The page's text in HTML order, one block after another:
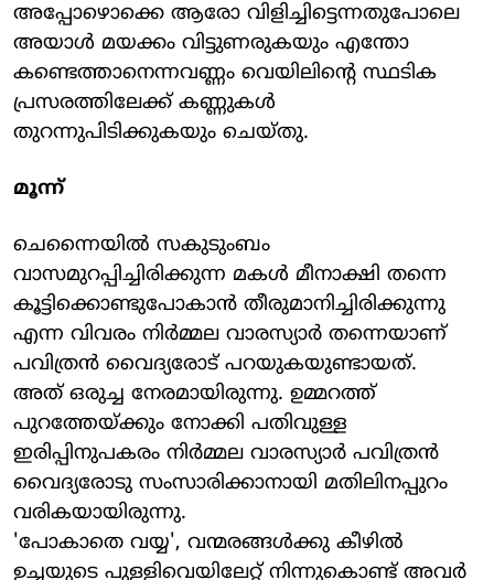
അപ്പോഴൊക്കെ ആരോ വിളിച്ചിട്ടെന്നതുപോലെ
അയാള്‍ മയക്കം വിട്ടുണരുകയും എന്തോ
കണ്ടെത്താനെന്നവണ്ണം വെയിലിന്റെ സ്ഥടിക
പ്രസരത്തിലേക്ക് കണ്ണുകള്‍
തുറന്നുപിടിക്കുകയും ചെയ്തു.
മൂന്ന്
ചെന്നൈയില്‍ സകുടുംബം
വാസമുറപ്പിച്ചിരിക്കുന്ന മകള്‍ മീനാക്ഷി തന്നെ
കൂട്ടിക്കൊണ്ടുപോകാന്‍ തീരുമാനിച്ചിരിക്കുന്നു
എന്ന വിവരം നിര്‍മ്മല വാരസ്യാര്‍ തന്നെയാണ്
പവിത്രന്‍ വൈദ്യരോട് പറയുകയുണ്ടായത്.
അത് ഒരുച്ച നേരമായിരുന്നു. ഉമ്മറത്ത്
പുറത്തേയ്ക്കും നോക്കി പതിവുള്ള
ഇരിപ്പിനുപകരം നിര്‍മ്മല വാരസ്യാര്‍ പവിത്രന്‍
വൈദ്യരോടു സംസാരിക്കാനായി മതിലിനപ്പുറം
വരികയായിരുന്നു.
'പോകാതെ വയ്യ', വന്മരങ്ങള്‍ക്കു കീഴില്‍
ഉച്ചയുടെ പുള്ളിവെയിലേറ്റ് നിന്നുകൊണ്ട് അവര്‍